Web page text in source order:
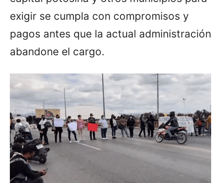
exigir se cumpla con compromisos y
pagos antes que la actual administración
abandone el cargo.